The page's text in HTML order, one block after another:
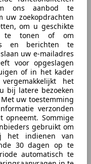
ons aanbod te
uw zoekopdrachten
om u geschikte
te tonen of om
en berichten te
uw e-mailadres
voor opgeslagen
of in het kader
het
bij latere bezoeken
uw toestemming
verzonden
opneemt. Sommige
gebruikt om
het indienen van
30 dagen op te
automatisch te